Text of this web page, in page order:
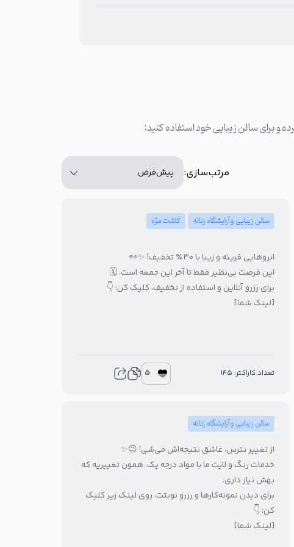
مرتب‌سازی:
سالن زیبایی و آرایشگاه زنانه کاشت مژه
ابروهایی قرینه و زیبا با ۳۰٪ تخفیف! ✨👀
این فرصت بی‌نظیر فقط تا آخر این جمعه‌ است. 🗓️
برای رزرو آنلاین و استفاده از تخفیف، کلیک کن: 👇
[لینک شما]
تعداد کاراکتر: 145 5
سالن زیبایی و آرایشگاه زنانه
از تغییر نترس، عاشق نتیجه‌اش می‌شی! 😉✨
خدمات رنگ و لایت ما با مواد درجه یک، همون تغییریه که
بهش نیاز داری.
برای دیدن نمونه‌کارها و رزرو نوبتت، روی لینک زیر کلیک
کن: 👇
[لینک شما]